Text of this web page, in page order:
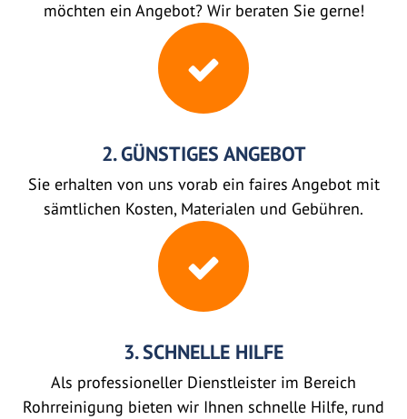
möchten ein Angebot? Wir beraten Sie gerne!
2. GÜNSTIGES ANGEBOT
Sie erhalten von uns vorab ein faires Angebot mit
sämtlichen Kosten, Materialen und Gebühren.
3. SCHNELLE HILFE
Als professioneller Dienstleister im Bereich
Rohrreinigung bieten wir Ihnen schnelle Hilfe, rund